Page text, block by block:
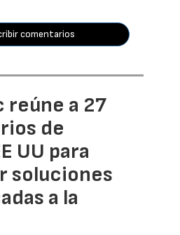
comentarios
reúne a 27
de
UU para
soluciones
a la